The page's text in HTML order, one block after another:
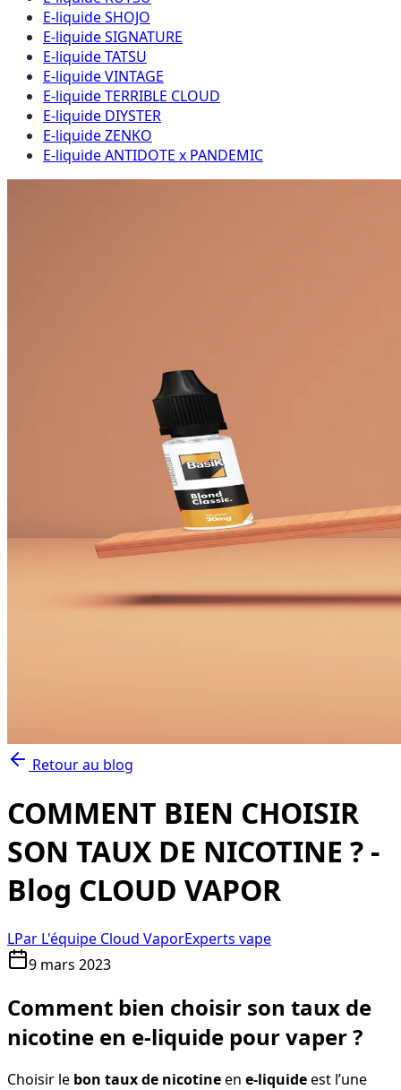
E-liquide SHOJO
E-liquide SIGNATURE
E-liquide TATSU
E-liquide VINTAGE
E-liquide TERRIBLE CLOUD
E-liquide DIYSTER
E-liquide ZENKO
E-liquide ANTIDOTE x PANDEMIC
Retour au blog
COMMENT BIEN CHOISIR
SON TAUX DE NICOTINE ? -
Blog CLOUD VAPOR
LPar L'équipe Cloud VaporExperts vape
9 mars 2023
Comment bien choisir son taux de
nicotine en e-liquide pour vaper ?
Choisir le bon taux de nicotineen e-liquideest l’une